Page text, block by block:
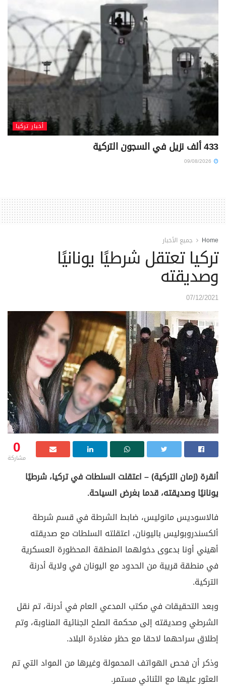
أخبار تركيا
433 ألف نزيل في السجون التركية
Home جميع الأخبار
تركيا تعتقل شرطيًا يونانيًا
وصديقته
07/12/2021
0
مشاركة
أنقرة (زمان التركية) – اعتقلت السلطات في تركيا، شرطيًا
يونانيًا وصديقته، قدما بغرض السياحة.
فالاسوديس مانوليس، ضابط الشرطة في قسم شرطة
ألكسندروبوليس باليونان، اعتقلته السلطات مع صديقته
أهيني أونا بدعوى دخولهما المنطقة المحظورة العسكرية
في منطقة قريبة من الحدود مع اليونان في ولاية أدرنة
التركية.
وبعد التحقيقات في مكتب المدعي العام في أدرنة، تم نقل
الشرطي وصديقته إلى محكمة الصلح الجنائية المناوبة، وتم
إطلاق سراحهما لاحقا مع حظر مغادرة البلاد.
وذكر أن فحص الهواتف المحمولة وغيرها من المواد التي تم
العثور عليها مع الثنائي مستمر.